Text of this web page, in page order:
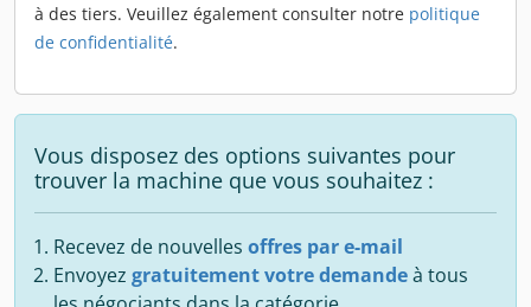
à des tiers. Veuillez également consulter notre politique
de confidentialité.
Vous disposez des options suivantes pour
trouver la machine que vous souhaitez :
Recevez de nouvelles offres par e-mail
Envoyez gratuitement votre demandeà tous